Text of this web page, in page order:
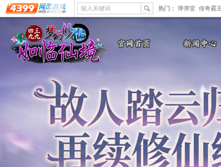
输入关键词 热门： 弹弹堂 传奇霸